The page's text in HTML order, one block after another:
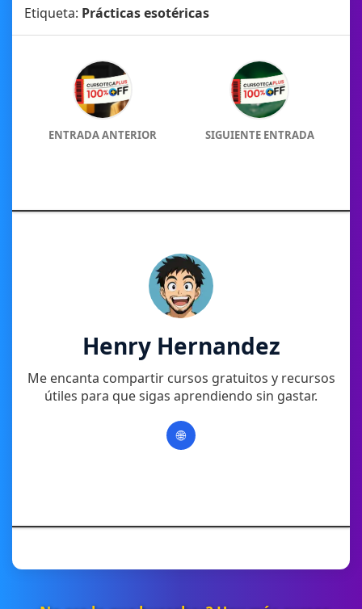
Etiqueta: Prácticas esotéricas
ENTRADA ANTERIOR SIGUIENTE ENTRADA
Henry Hernandez
Me encanta compartir cursos gratuitos y recursos
útiles para que sigas aprendiendo sin gastar.
🌐